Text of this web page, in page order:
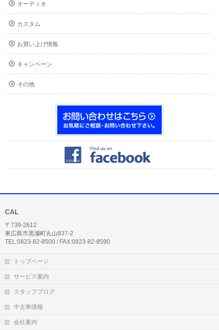
オーディオ
カスタム
お買い上げ情報
キャンペーン
その他
CAL
〒739-2612
東広島市黒瀬町丸山837-2
TEL:0823-82-8500 / FAX:0823-82-8590
トップページ
サービス案内
スタッフブログ
中古車情報
会社案内